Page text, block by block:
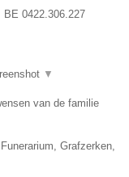
BE 0422.306.227
▼
van de familie
Grafzerken,